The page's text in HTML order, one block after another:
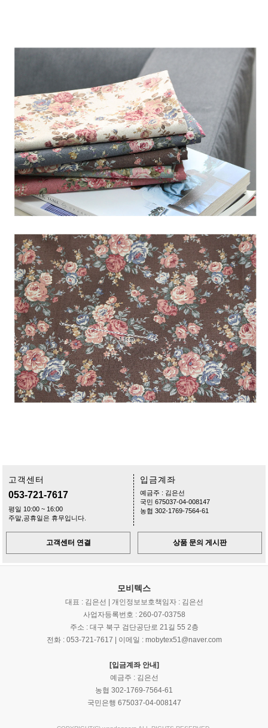
고객센터
053-721-7617
평일 10:00 ~ 16:00
주말,공휴일은 휴무입니다.
입금계좌
예금주 : 김은선
국민 675037-04-008147
농협 302-1769-7564-61
고객센터 연결 상품 문의 게시판
모비텍스
대표 : 김은선 | 개인정보보호책임자 : 김은선
사업자등록번호 : 260-07-03758
주소 : 대구 북구 검단공단로 21길 55 2층
전화 : 053-721-7617 | 이메일 : mobytex51@naver.com
[입금계좌 안내]
예금주 : 김은선
농협 302-1769-7564-61
국민은행 675037-04-008147